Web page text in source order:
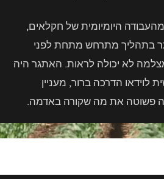
היומיומית של חקלאים,
בתהליך מתרחש מתחת לפני
לא יכולה לראות. האתגר היה
הדרכה ברור, מעניין
פשוטה את מה שקורה באדמה.